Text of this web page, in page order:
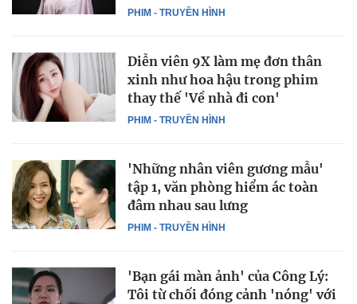
PHIM - TRUYỀN HÌNH
PHIM - TRUYỀN HÌNH
Diễn viên 9X làm mẹ đơn thân
xinh như hoa hậu trong phim
thay thế 'Về nhà đi con'
PHIM - TRUYỀN HÌNH
'Những nhân viên gương mẫu'
tập 1, văn phòng hiểm ác toàn
đâm nhau sau lưng
'Bạn gái màn ảnh' của Công Lý:
Tôi từ chối đóng cảnh 'nóng' với